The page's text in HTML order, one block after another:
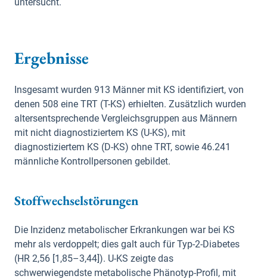
Ergebnisse
Insgesamt wurden 913 Männer mit KS identifiziert, von
denen 508 eine TRT (T-KS) erhielten. Zusätzlich wurden
altersentsprechende Vergleichsgruppen aus Männern
mit nicht diagnostiziertem KS (U-KS), mit
diagnostiziertem KS (D-KS) ohne TRT, sowie 46.241
männliche Kontrollpersonen gebildet.
Stoffwechselstörungen
Die Inzidenz metabolischer Erkrankungen war bei KS
mehr als verdoppelt; dies galt auch für Typ-2-Diabetes
(HR 2,56 [1,85–3,44]). U-KS zeigte das
schwerwiegendste metabolische Phänotyp-Profil, mit